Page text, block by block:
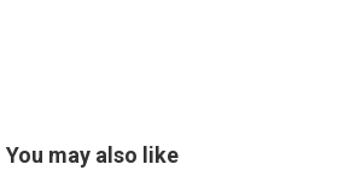
You may also like